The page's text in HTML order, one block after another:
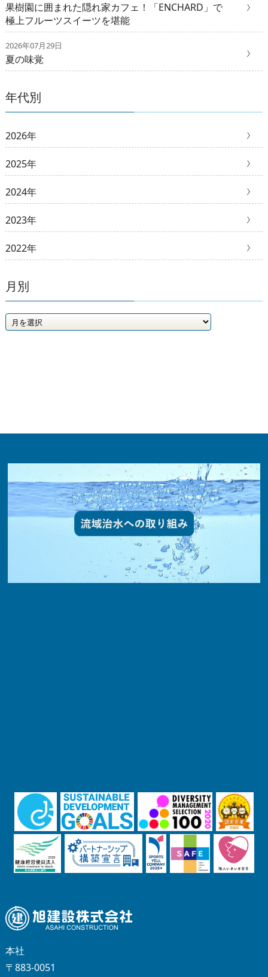
果樹園に囲まれた隠れ家カフェ！「ENCHARD」で
極上フルーツスイーツを堪能
2026年07月29日
夏の味覚
年代別
2026年
2025年
2024年
2023年
2022年
月別
本社
〒883-0051